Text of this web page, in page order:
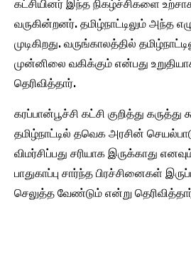
கட்சியினர் இந்த நிகழ்ச்சிகளை
வருகின்றனர். தமிழ்நாட்டிலும் அந்த
முடிகிறது. வருங்காலத்தில்
முன்னிலை வகிக்கும் என்பது
தெரிவித்தார்.
கரப்பான்பூச்சி கட்சி குறித்து கருத்து
தமிழ்நாட்டில் தவெக அரசின்
விமர்சிப்பது சரியாக இருக்காது
பாதுகாப்பு சார்ந்த பிரச்சினைகள்
செலுத்த வேண்டும் என்று